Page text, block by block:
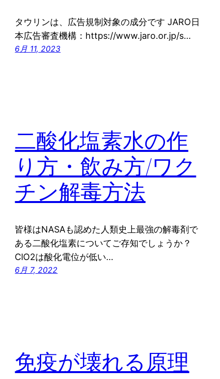
タウリンは、広告規制対象の成分です JARO日
本広告審査機構：https://www.jaro.or.jp/s…
6月 11, 2023
二酸化塩素水の作
り方・飲み方/ワク
チン解毒方法
皆様はNASAも認めた人類史上最強の解毒剤で
ある二酸化塩素についてご存知でしょうか？
ClO2は酸化電位が低い…
6月 7, 2022
免疫が壊れる原理